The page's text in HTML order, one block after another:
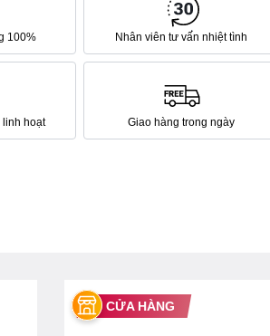
100% Nhân viên tư vấn nhiệt tình
linh hoạt Giao hàng trong ngày
CỬA HÀNG